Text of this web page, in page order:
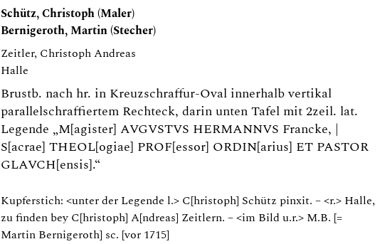
Schütz, Christoph (Maler)
Bernigeroth, Martin (Stecher)
Zeitler, Christoph Andreas
Halle
Brustb. nach hr. in Kreuzschraffur-Oval innerhalb vertikal
parallelschraffiertem Rechteck, darin unten Tafel mit 2zeil. lat.
Legende „M[agister] AVGVSTVS HERMANNVS Francke, |
S[acrae] THEOL[ogiae] PROF[essor] ORDIN[arius] ET PASTOR
GLAVCH[ensis].“
Kupferstich: <unter der Legende l.> C[hristoph] Schütz pinxit. – <r.> Halle,
zu finden bey C[hristoph] A[ndreas] Zeitlern. – <im Bild u.r.> M.B. [=
Martin Bernigeroth] sc. [vor 1715]